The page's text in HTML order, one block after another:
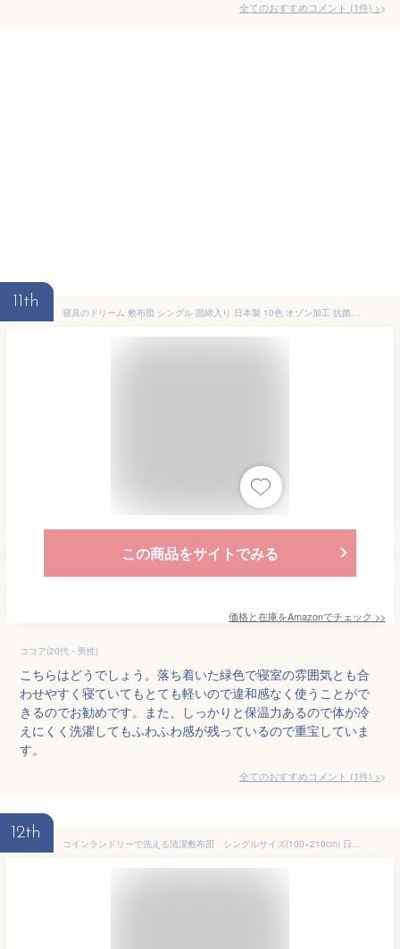
全てのおすすめコメント (1件) >
11th
寝具のドリーム 敷布団 シングル 固綿入り 日本製 10色 オゾン加工 抗菌防臭 国産 オールシーズン 洗える 敷き布団 敷きふとん (アッシュグリーン)
この商品をサイトでみる
価格と在庫をAmazonでチェック >>
ココア(20代・男性)
こちらはどうでしょう。落ち着いた緑色で寝室の雰囲気とも合
わせやすく寝ていてもとても軽いので違和感なく使うことがで
きるのでお勧めです。また、しっかりと保温力あるので体が冷
えにくく洗濯してもふわふわ感が残っているので重宝していま
す。
全てのおすすめコメント (1件) >
12th
コインランドリーで洗える清潔敷布団 シングルサイズ(100×210cm) 日本製 抗菌・防臭・防ダニ マイティトップ2Eco使用